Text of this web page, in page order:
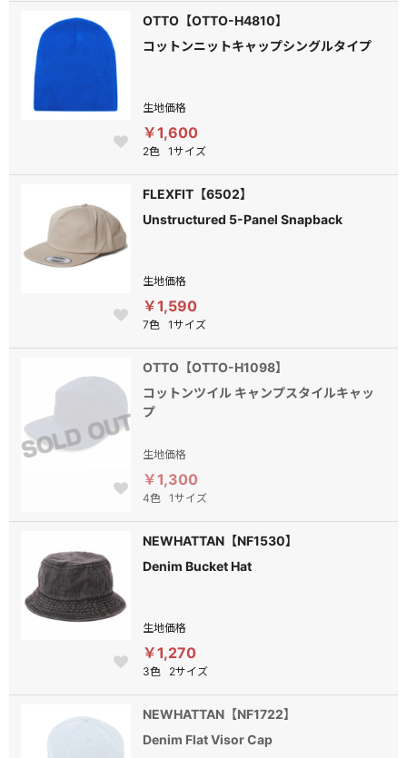
OTTO【OTTO-H4810】
コットンニットキャップシングルタイプ
生地価格
￥1,600
2色 1サイズ
FLEXFIT【6502】
Unstructured 5-Panel Snapback
生地価格
￥1,590
7色 1サイズ
OTTO【OTTO-H1098】
コットンツイル キャンプスタイルキャッ
プ
生地価格
￥1,300
4色 1サイズ
NEWHATTAN【NF1530】
Denim Bucket Hat
生地価格
￥1,270
3色 2サイズ
NEWHATTAN【NF1722】
Denim Flat Visor Cap